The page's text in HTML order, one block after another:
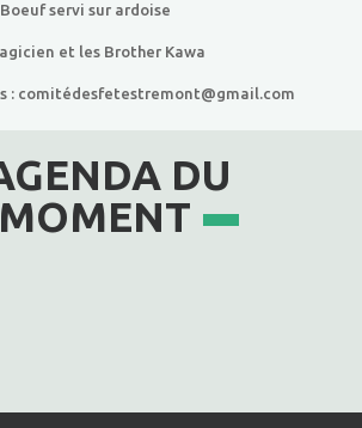
servi sur ardoise
et les Brother Kawa
: comitédesfetestremont@gmail.com
DU
MOMENT